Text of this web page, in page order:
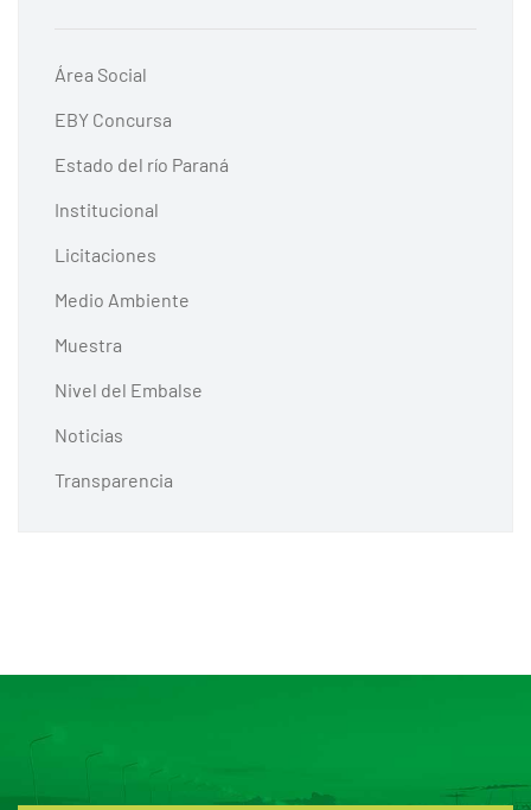
Área Social
EBY Concursa
Estado del río Paraná
Institucional
Licitaciones
Medio Ambiente
Muestra
Nivel del Embalse
Noticias
Transparencia